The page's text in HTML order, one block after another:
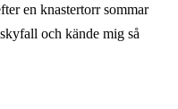
en knastertorr sommar
och kände mig så